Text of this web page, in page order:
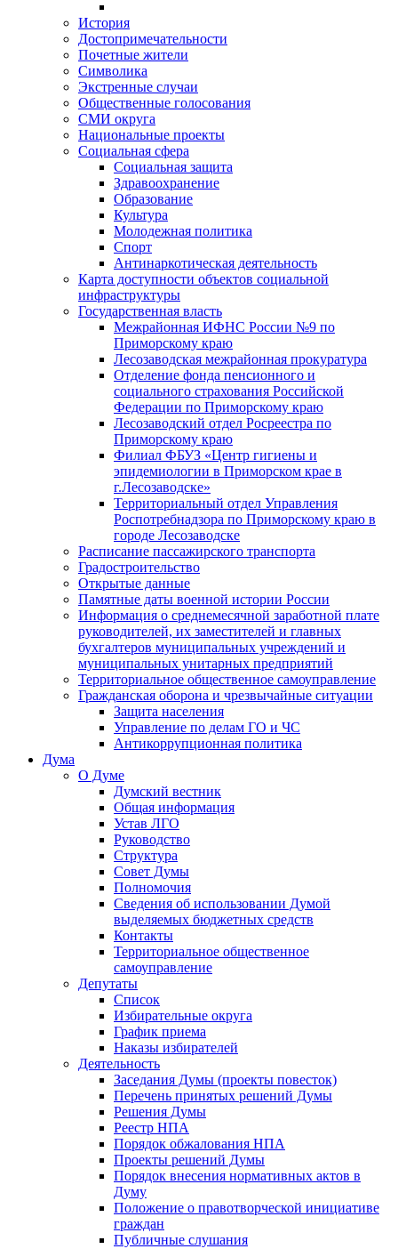
История
Достопримечательности
Почетные жители
Символика
Экстренные случаи
Общественные голосования
СМИ округа
Национальные проекты
Социальная сфера
Социальная защита
Здравоохранение
Образование
Культура
Молодежная политика
Спорт
Антинаркотическая деятельность
Карта доступности объектов социальной
инфраструктуры
Государственная власть
Межрайонная ИФНС России №9 по
Приморскому краю
Лесозаводская межрайонная прокуратура
Отделение фонда пенсионного и
социального страхования Российской
Федерации по Приморскому краю
Лесозаводский отдел Росреестра по
Приморскому краю
Филиал ФБУЗ «Центр гигиены и
эпидемиологии в Приморском крае в
г.Лесозаводске»
Территориальный отдел Управления
Роспотребнадзора по Приморскому краю в
городе Лесозаводске
Расписание пассажирского транспорта
Градостроительство
Открытые данные
Памятные даты военной истории России
Информация о среднемесячной заработной плате
руководителей, их заместителей и главных
бухгалтеров муниципальных учреждений и
муниципальных унитарных предприятий
Территориальное общественное самоуправление
Гражданская оборона и чрезвычайные ситуации
Защита населения
Управление по делам ГО и ЧС
Антикоррупционная политика
Дума
О Думе
Думский вестник
Общая информация
Устав ЛГО
Руководство
Структура
Совет Думы
Полномочия
Сведения об использовании Думой
выделяемых бюджетных средств
Контакты
Территориальное общественное
самоуправление
Депутаты
Список
Избирательные округа
График приема
Наказы избирателей
Деятельность
Заседания Думы (проекты повесток)
Перечень принятых решений Думы
Решения Думы
Реестр НПА
Порядок обжалования НПА
Проекты решений Думы
Порядок внесения нормативных актов в
Думу
Положение о правотворческой инициативе
граждан
Публичные слушания